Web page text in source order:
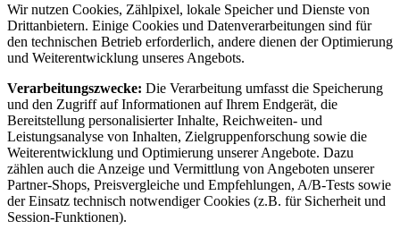
Wir nutzen Cookies, Zählpixel, lokale Speicher und Dienste von
Drittanbietern. Einige Cookies und Datenverarbeitungen sind für
den technischen Betrieb erforderlich, andere dienen der Optimierung
und Weiterentwicklung unseres Angebots.
Verarbeitungszwecke: Die Verarbeitung umfasst die Speicherung
und den Zugriff auf Informationen auf Ihrem Endgerät, die
Bereitstellung personalisierter Inhalte, Reichweiten- und
Leistungsanalyse von Inhalten, Zielgruppenforschung sowie die
Weiterentwicklung und Optimierung unserer Angebote. Dazu
zählen auch die Anzeige und Vermittlung von Angeboten unserer
Partner-Shops, Preisvergleiche und Empfehlungen, A/B-Tests sowie
der Einsatz technisch notwendiger Cookies (z.B. für Sicherheit und
Session-Funktionen).